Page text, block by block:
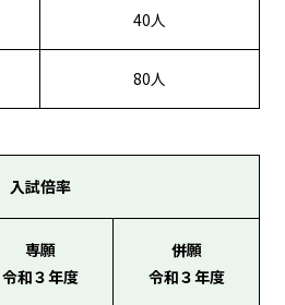
40人
80人
入試倍率
専願
令和３年度
併願
令和３年度